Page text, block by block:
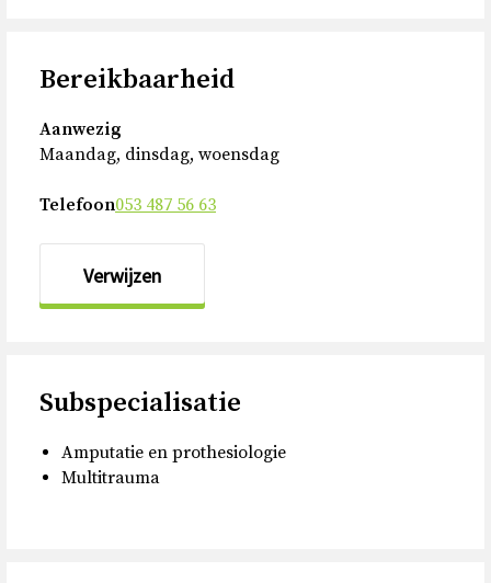
Bereikbaarheid
Aanwezig
Maandag, dinsdag, woensdag
Telefoon053 487 56 63
Verwijzen
Subspecialisatie
Amputatie en prothesiologie
Multitrauma